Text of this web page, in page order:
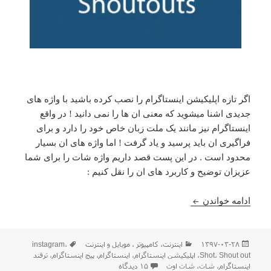
اگر تازه اپلیکیشن اینستاگرام را نصب کرده باشید با واژه های
جدیدی اشنا میشوید که معنی ان ها را نمی دانید ! در واقع
اینستاگرام نیز مانند یک ملت زبان خاص خود را دارد و برای
فراگیری ان باید پرسید و یاد گرفت ! اما واژه های ان بسیار
محدود است . در این پست قصد داریم واژه شات را برای شما
عزیزان توضیح و کاربرد های ان را نقل کنیم :
ادامه خواندن معنی شات در اینستاگرام چیست ؟ چگونه شات کنیم
ارسال
شده
در
۱۳۹۷-۰۳-۲۸ دسته‌ها
اينترنت، كامپيوتر ، موبایل و اينترنت برچسب‌ها
instagram،
Shot، Shout out ، اپلیکیشن اینستاگرام، اینستاگرام،پیج اینستاگرام،ترفند
اینستاگرام، شات، شات اوت ۱۵ دیدگاه برای معنی شات در اینستاگرام چیست